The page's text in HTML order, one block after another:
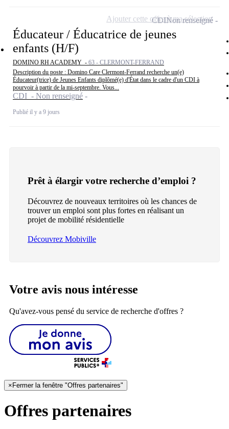
Éducateur / Éducatrice de jeunes
enfants (H/F)
DOMINO RH ACADEMY - 63 - CLERMONT-FERRAND
Description du poste : Domino Care Clermont-Ferrand recherche un(e)
Éducateur(trice) de Jeunes Enfants diplômé(e) d'État dans le cadre d'un CDI à
pourvoir à partir de la mi-septembre. Vous...
CDI - Non renseigné
Publié il y a 9 jours
CDINon renseigné
Ajouter cette offre à ma sélection
Prêt à élargir votre recherche d’emploi ?
Découvrez de nouveaux territoires où les chances de
trouver un emploi sont plus fortes en réalisant un
projet de mobilité résidentielle
Découvrez Mobiville
Votre avis nous intéresse
Qu'avez-vous pensé du service de recherche d'offres ?
× Fermer la fenêtre "Offres partenaires"
Offres partenaires